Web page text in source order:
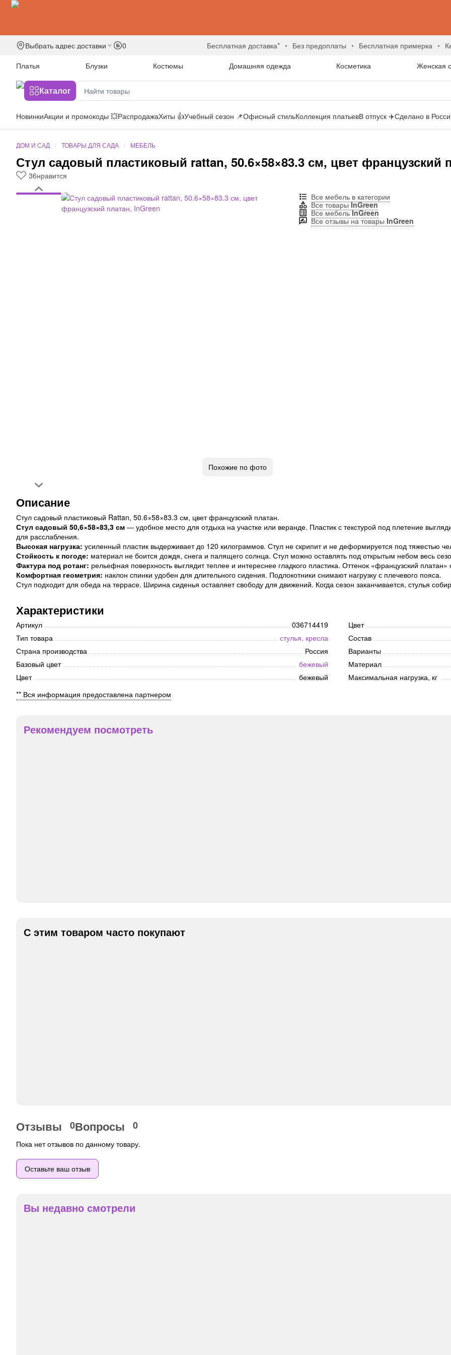
Выбрать адрес доставки 0 бесплатная доставка* без предоплаты бесплатная примерка
Платья
Блузки Костюмы Домашняя одежда Косметика Женская
Каталог
НовинкиАкции и промокоды 💥РаспродажаХиты 👍Учебный сезон 📌Офисный стильКоллекция платьевВ отпуск ✈️Сделано в
ДОМ И САД ТОВАРЫ ДЛЯ САДА МЕБЕЛЬ
Стул садовый пластиковый rattan, 50.6×58×83.3 см, цвет французский
36нравится
Похожие по фото
Все мебель в категории
Все товарыInGreen
Все мебельInGreen
Все отзывы на товары InGreen
Описание
Стул садовый пластиковый Rattan, 50.6×58×83.3 см, цвет французский платан.
Стул садовый 50,6×58×83,3 см — удобное место для отдыха на участке или веранде. Пластик с текстурой под плетение
для расслабления.
Высокая нагрузка: усиленный пластик выдерживает до 120 килограммов. Стул не скрипит и не деформируется под тяжестью
Стойкость к погоде: материал не боится дождя, снега и палящего солнца. Стул можно оставлять под открытым небом весь
Фактура под ротанг: рельефная поверхность выглядит теплее и интереснее гладкого пластика. Оттенок «французский платан»
Комфортная геометрия: наклон спинки удобен для длительного сидения. Подлокотники снимают нагрузку с плечевого пояса.
Стул подходит для обеда на террасе. Ширина сиденья оставляет свободу для движений. Когда сезон заканчивается, стулья
Характеристики
Артикул
036714419
Тип товара
стулья, кресла
Страна производства
Россия
Базовый цвет
бежевый
Цвет
бежевый
Цвет
Состав
Варианты
Материал
Максимальная нагрузка, кг
** Вся информация предоставлена партнером
Рекомендуем посмотреть
С этим товаром часто покупают
Отзывы 0Вопросы 0
Пока нет отзывов по данному товару.
Оставьте ваш отзыв
Вы недавно смотрели